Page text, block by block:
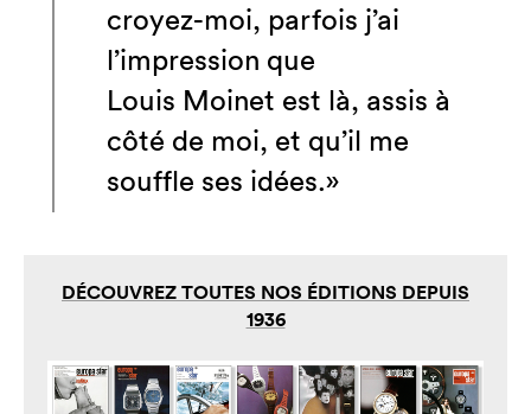
croyez-moi, parfois j’ai
l’impression que
Louis Moinet est là, assis à
côté de moi, et qu’il me
souffle ses idées.»
DÉCOUVREZ TOUTES NOS ÉDITIONS DEPUIS
1936